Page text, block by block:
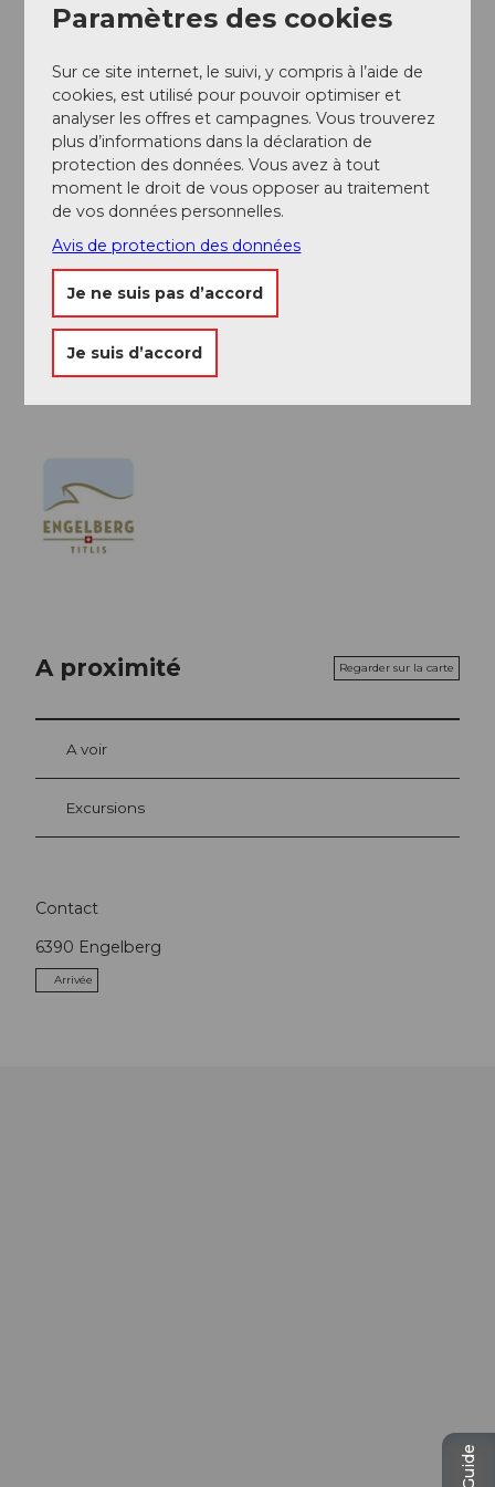
Auteur(e)
Organisation
Engelberg-Titlis Tourismus
Conseil de l'auteur
Sources énergétiques chemin des sources
Engelberg - Dagenstal - Fürenalp
La Dre Andrea Fischbacher a désigné et documenté
les 17 lieux énergétiques le long de la randonnée
Engelberg - Dagenstal - Fürenalp.
d'énergie.
A proximité Regarder sur la carte
A voir
Excursions
Contact
6390 Engelberg
Arrivée
Paramètres des cookies
Sur ce site internet, le suivi, y compris à l’aide de
cookies, est utilisé pour pouvoir optimiser et
analyser les offres et campagnes. Vous trouverez
plus d’informations dans la déclaration de
protection des données. Vous avez à tout
moment le droit de vous opposer au traitement
de vos données personnelles.
Avis de protection des données
Je ne suis pas d’accord
Je suis d’accord